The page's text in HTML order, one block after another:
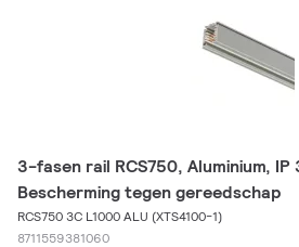
3-fasen rail RCS750, Aluminium, IP
Bescherming tegen gereedschap
RCS750 3C L1000 ALU (XTS4100-1)
8711559381060